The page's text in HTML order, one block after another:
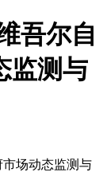
吾尔自
监测与
市场动态监测与